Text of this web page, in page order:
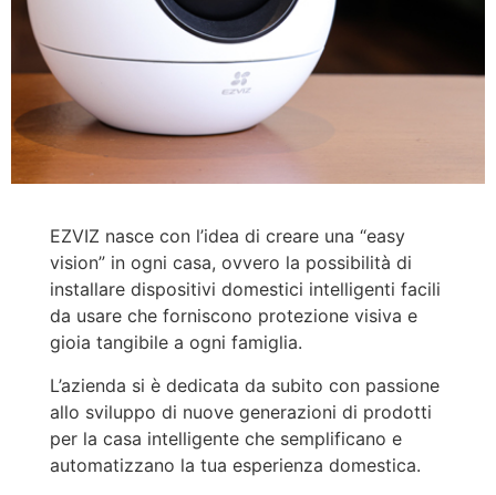
EZVIZ nasce con l’idea di creare una “easy
vision” in ogni casa, ovvero la possibilità di
installare dispositivi domestici intelligenti facili
da usare che forniscono protezione visiva e
gioia tangibile a ogni famiglia.
L’azienda si è dedicata da subito con passione
allo sviluppo di nuove generazioni di prodotti
per la casa intelligente che semplificano e
automatizzano la tua esperienza domestica.